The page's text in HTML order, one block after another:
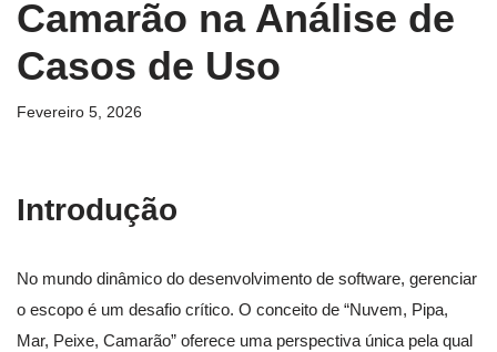
Camarão na Análise de
Casos de Uso
Fevereiro 5, 2026
Introdução
No mundo dinâmico do desenvolvimento de software, gerenciar
o escopo é um desafio crítico. O conceito de “Nuvem, Pipa,
Mar, Peixe, Camarão” oferece uma perspectiva única pela qual